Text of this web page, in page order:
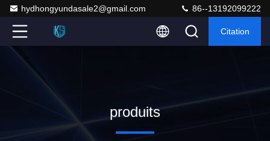
hydhongyundasale2@gmail.com 86--13192099222
Citation
produits